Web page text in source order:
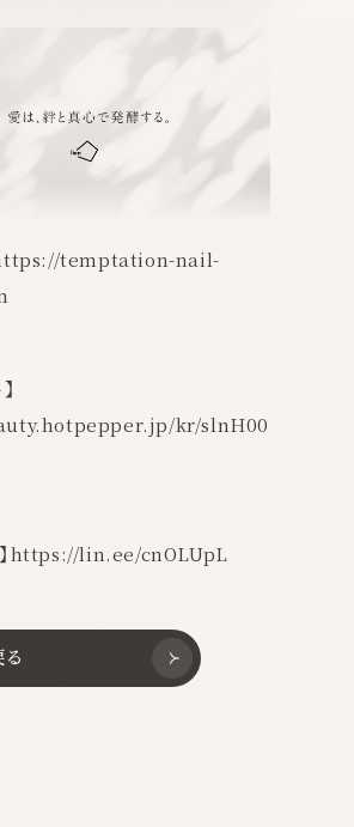
temptation-nail-
kr/slnH00
https://lin.ee/cnOLUpL